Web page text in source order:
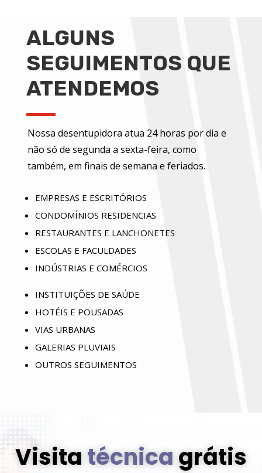
ALGUNS
SEGUIMENTOS QUE
ATENDEMOS
Nossa desentupidora atua 24 horas por dia e
não só de segunda a sexta-feira, como
também, em finais de semana e feriados.
EMPRESAS E ESCRITÓRIOS
CONDOMÍNIOS RESIDENCIAS
RESTAURANTES E LANCHONETES
ESCOLAS E FACULDADES
INDÚSTRIAS E COMÉRCIOS
INSTITUIÇÕES DE SAÚDE
HOTÉIS E POUSADAS
VIAS URBANAS
GALERIAS PLUVIAIS
OUTROS SEGUIMENTOS
Visitatécnicagrátis